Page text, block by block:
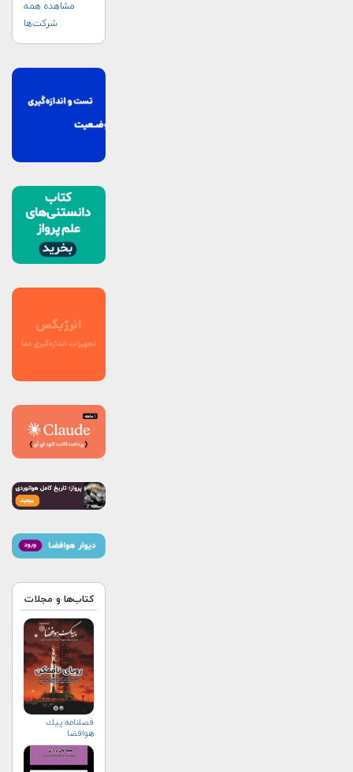
اضطراری (UN-
مشاهده همه
شرکت‌ها
کتاب‌ها و مجلات
فصلنامه پيك
هوافضا